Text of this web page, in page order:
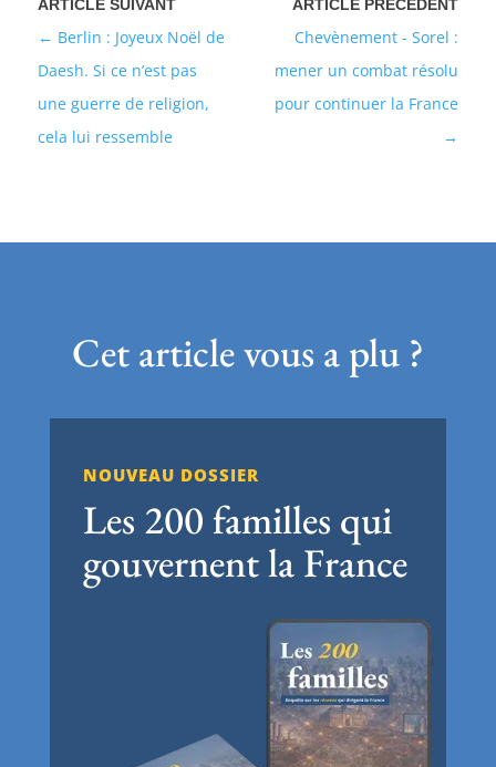
Chevènement - Sorel :
mener un combat résolu
pour continuer la France
Berlin : Joyeux Noël de
Daesh. Si ce n’est pas
une guerre de religion,
cela lui ressemble
Cet article vous a plu ?
NOUVEAU DOSSIER
Les 200 familles qui
gouvernent la France